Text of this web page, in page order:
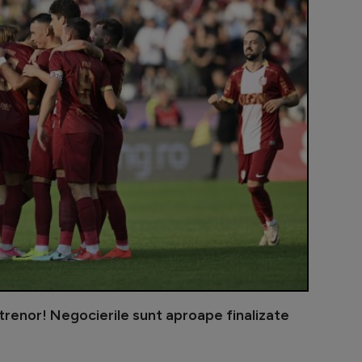
Negocierile sunt aproape finalizate